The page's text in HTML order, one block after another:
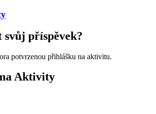
příspěvek?
potvrzenou přihlášku na aktivitu.
Aktivity